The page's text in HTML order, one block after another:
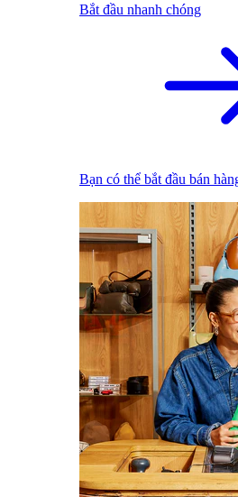
Bắt đầu nhanh chóng
Bạn có thể bắt đầu bán